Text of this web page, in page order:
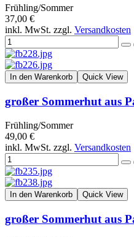
Frühling/Sommer
37,00 €
inkl. MwSt. zzgl. Versandkosten
In den Warenkorb Quick View
großer Sommerhut aus
Frühling/Sommer
49,00 €
inkl. MwSt. zzgl. Versandkosten
In den Warenkorb Quick View
großer Sommerhut aus